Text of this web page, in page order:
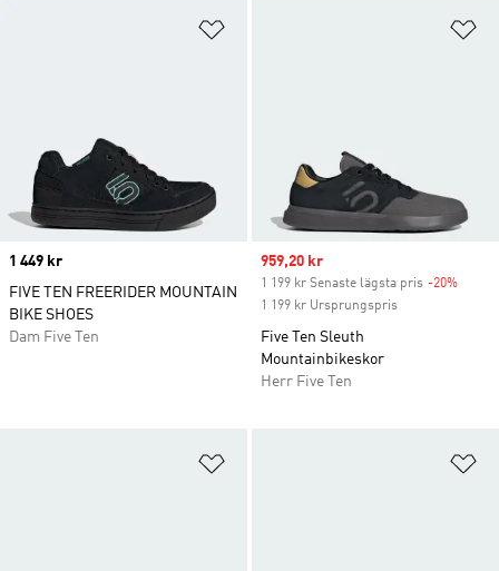
Price
1 449 kr
FIVE TEN FREERIDER MOUNTAIN
BIKE SHOES
Dam Five Ten
Sale price
959,20 kr
1 199 kr Senaste lägsta pris -20%
1 199 kr Ursprungspris
Five Ten Sleuth
Mountainbikeskor
Herr Five Ten